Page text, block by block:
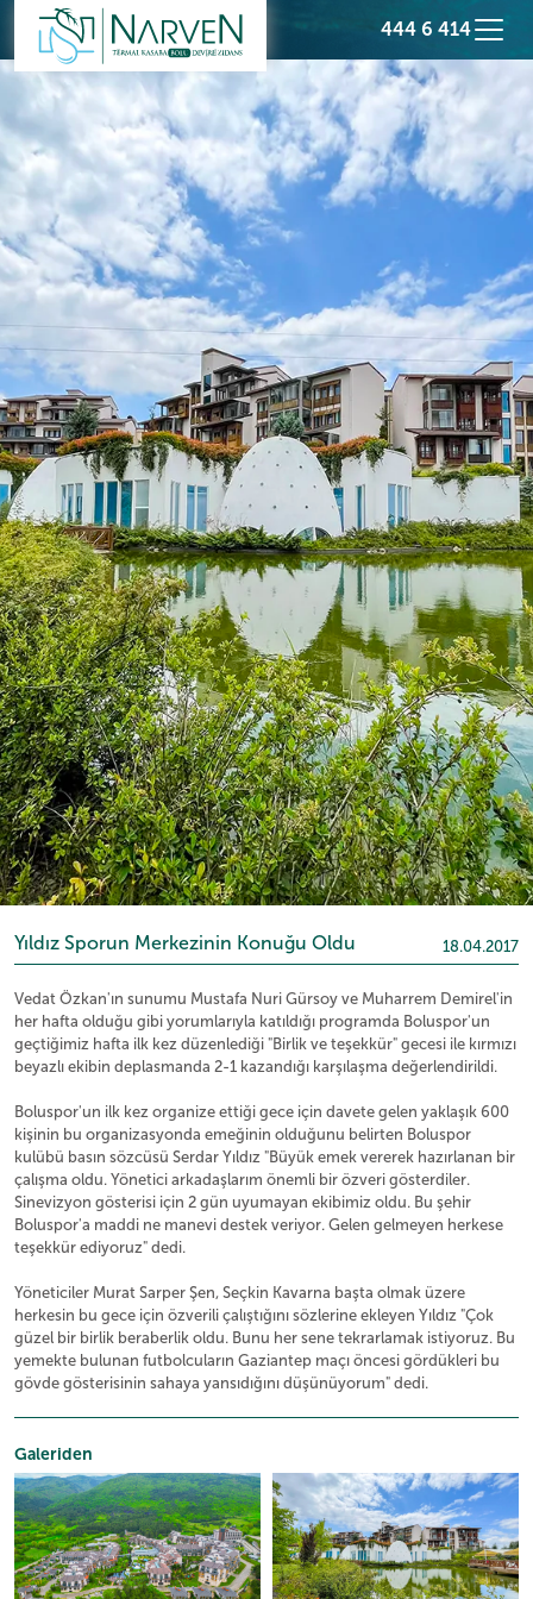
444 6 414
Galeriden
Yıldız Sporun Merkezinin Konuğu Oldu 18.04.2017
Vedat Özkan'ın sunumu Mustafa Nuri Gürsoy ve Muharrem Demirel'in
her hafta olduğu gibi yorumlarıyla katıldığı programda Boluspor'un
geçtiğimiz hafta ilk kez düzenlediği "Birlik ve teşekkür" gecesi ile kırmızı
beyazlı ekibin deplasmanda 2-1 kazandığı karşılaşma değerlendirildi.
Boluspor'un ilk kez organize ettiği gece için davete gelen yaklaşık 600
kişinin bu organizasyonda emeğinin olduğunu belirten Boluspor
kulübü basın sözcüsü Serdar Yıldız "Büyük emek vererek hazırlanan bir
çalışma oldu. Yönetici arkadaşlarım önemli bir özveri gösterdiler.
Sinevizyon gösterisi için 2 gün uyumayan ekibimiz oldu. Bu şehir
Boluspor'a maddi ne manevi destek veriyor. Gelen gelmeyen herkese
teşekkür ediyoruz" dedi.
Yöneticiler Murat Sarper Şen, Seçkin Kavarna başta olmak üzere
herkesin bu gece için özverili çalıştığını sözlerine ekleyen Yıldız "Çok
güzel bir birlik beraberlik oldu. Bunu her sene tekrarlamak istiyoruz. Bu
yemekte bulunan futbolcuların Gaziantep maçı öncesi gördükleri bu
gövde gösterisinin sahaya yansıdığını düşünüyorum" dedi.